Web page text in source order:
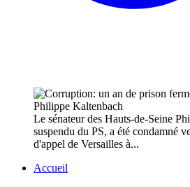
Le sénateur des Hauts-de-Seine
suspendu du PS, a été condamné
d'appel de Versailles à...
Accueil